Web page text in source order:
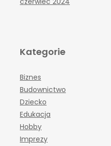
Kategorie
Biznes
Budownictwo
Dziecko
Edukacja
Hobby
Imprezy